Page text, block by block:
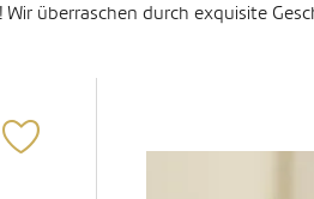
überraschen durch exquisite